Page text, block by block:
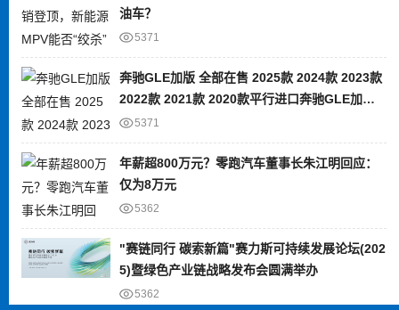
油车？
5371
奔驰GLE加版 全部在售 2025款 2024款 2023款
2022款 2021款 2020款平行进口奔驰GLE加版
限时优惠 目前80万元起售
5371
年薪超800万元？零跑汽车董事长朱江明回应：
仅为8万元
5362
"赛链同行 碳索新篇"赛力斯可持续发展论坛(202
5)暨绿色产业链战略发布会圆满举办
5362